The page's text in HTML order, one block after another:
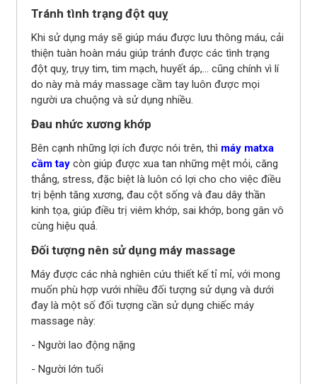
Tránh tình trạng đột quỵ
Khi sử dụng máy sẽ giúp máu được lưu thông máu, cải
thiện tuàn hoàn máu giúp tránh được các tình trạng
đột quỵ, trụy tim, tim mạch, huyết áp,... cũng chính vì lí
do này mà máy massage cầm tay luôn được mọi
người ưa chuộng và sử dụng nhiều.
Đau nhức xương khớp
Bên cạnh những lợi ích được nói trên, thì máy matxa
cầm tay còn giúp được xua tan những mệt mỏi, căng
thẳng, stress, đặc biệt là luôn có lợi cho cho việc điều
trị bệnh tăng xương, đau cột sống và đau dây thần
kinh tọa, giúp điều trị viêm khớp, sai khớp, bong gân vô
cùng hiệu quả.
Đối tượng nên sử dụng máy massage
Máy được các nhà nghiên cứu thiết kế tỉ mỉ, với mong
muốn phù hợp vưới nhiều đối tượng sử dụng và dưới
đay là một số đối tượng cần sử dụng chiếc máy
massage này:
- Người lao động nặng
- Người lớn tuổi